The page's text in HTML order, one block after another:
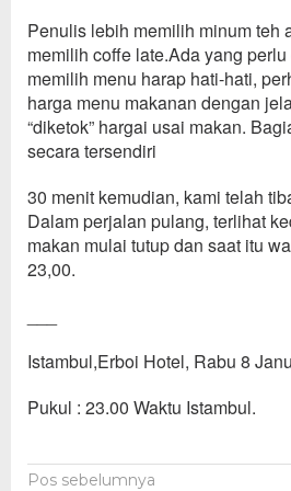
Penulis lebih memilih minum teh
memilih coffe late.Ada yang
memilih menu harap hati-hati,
harga menu makanan dengan
“diketok” hargai usai makan.
secara tersendiri
30 menit kemudian, kami telah
Dalam perjalan pulang, terlihat
makan mulai tutup dan saat itu
23,00.
Istambul,Erboi Hotel, Rabu 8
Pukul : 23.00 Waktu Istambul.
Pos sebelumnya